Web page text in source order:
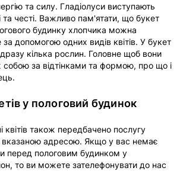
та силу. Гладіолуси виступають
та честі. Важливо пам'ятати, що букет
будинку хлопчика можна
допомогою одних видів квітів. У букет
кілька рослин. Головне щоб вони
за відтінками та формою, про що і
у пологовий будинок
також передбачено послугу
вказаною адресою. Якщо у вас немає
перед пологовим будинком у
то ви можете зателефонувати до нас